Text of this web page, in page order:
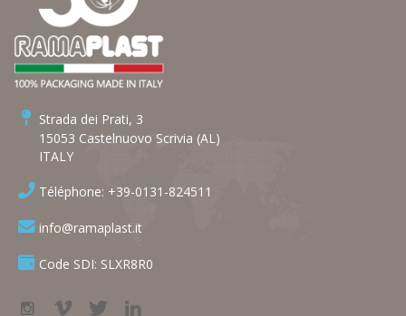
Strada dei Prati, 3
15053 Castelnuovo Scrivia (AL)
ITALY
Téléphone: +39-0131-824511
info@ramaplast.it
Code SDI: SLXR8R0